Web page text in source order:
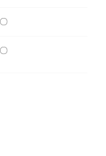
）
〇
〇